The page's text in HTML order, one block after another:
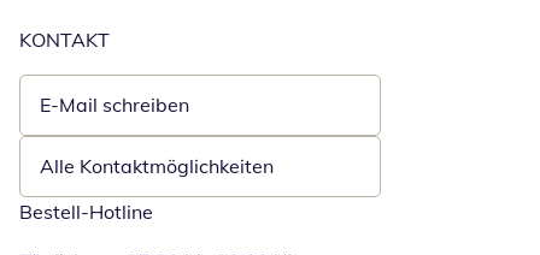
KONTAKT
E-Mail schreiben
Öffnet E-Mail-Client
Alle Kontaktmöglichkeiten
Bestell-Hotline